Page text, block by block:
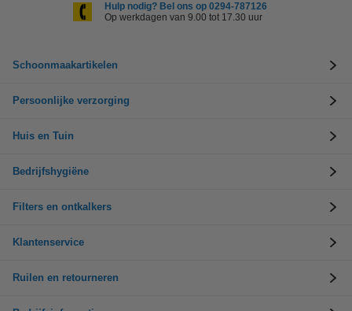
Hulp nodig? Bel ons op 0294-787126
Op werkdagen van 9.00 tot 17.30 uur
Schoonmaakartikelen
Persoonlijke verzorging
Huis en Tuin
Bedrijfshygiëne
Filters en ontkalkers
Klantenservice
Ruilen en retourneren